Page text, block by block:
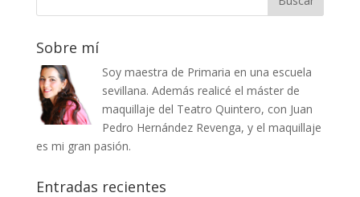
Sobre mí
Soy maestra de Primaria en una escuela
sevillana. Además realicé el máster de
maquillaje del Teatro Quintero, con Juan
Pedro Hernández Revenga, y el maquillaje
es mi gran pasión.
Entradas recientes